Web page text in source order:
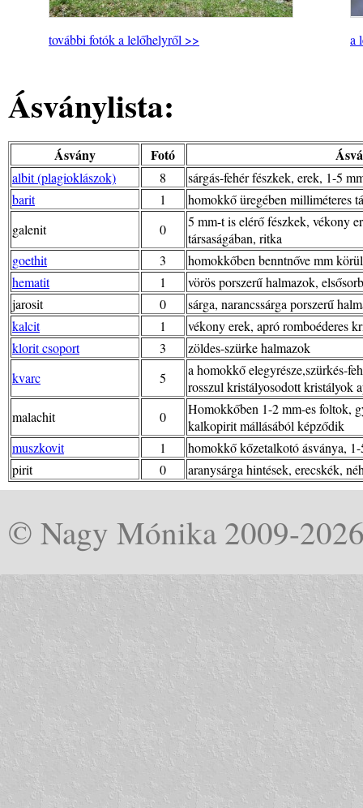
további fotók a lelőhelyről >> a
Ásványlista:
Ásvány Fotó
albit (plagioklászok) 8
sárgás-fehér fészkek, erek, 1-5
barit
1
homokkő üregében milliméteres
galenit
0
5 mm-t is elérő fészkek, vékony
társaságában, ritka
goethit
3
homokkőben benntnőve mm
hematit
1
vörös porszerű halmazok,
jarosit
0
sárga, narancssárga porszerű
kalcit
1
vékony erek, apró romboéderes
klorit csoport
3
zöldes-szürke halmazok
kvarc
5
a homokkő elegyrésze,szürkés-
rosszul kristályosodott kristályok
malachit
0
Homokkőben 1-2 mm-es foltok,
kalkopirit mállásából képződik
muszkovit
1
homokkő kőzetalkotó ásványa, 1-
pirit
0 aranysárga hintések, erecskék,
© Nagy Mónika 2009-